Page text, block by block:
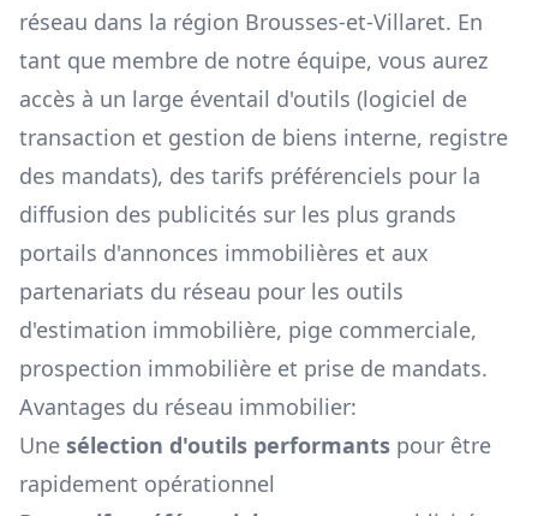
réseau dans la région Brousses-et-Villaret. En
tant que membre de notre équipe, vous aurez
accès à un large éventail d'outils (logiciel de
transaction et gestion de biens interne, registre
des mandats), des tarifs préférenciels pour la
diffusion des publicités sur les plus grands
portails d'annonces immobilières et aux
partenariats du réseau pour les outils
d'estimation immobilière, pige commerciale,
prospection immobilière et prise de mandats.
Avantages du réseau immobilier:
Une sélection d'outils performants pour être
rapidement opérationnel